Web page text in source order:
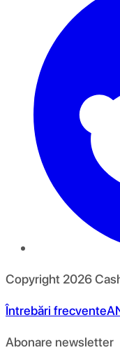
Copyright 2026
Întrebări frecvente
Abonare newsletter